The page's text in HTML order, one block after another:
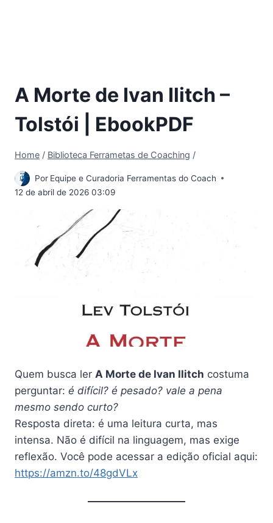
A Morte de Ivan Ilitch –
Tolstói | EbookPDF
Home / Biblioteca Ferrametas de Coaching /
Por Equipe e Curadoria Ferramentas do Coach
12 de abril de 2026 03:09
Quem busca ler A Morte de Ivan Ilitch costuma
perguntar: é difícil? é pesado? vale a pena
mesmo sendo curto?
Resposta direta: é uma leitura curta, mas
intensa. Não é difícil na linguagem, mas exige
reflexão. Você pode acessar a edição oficial aqui:
https://amzn.to/48gdVLx